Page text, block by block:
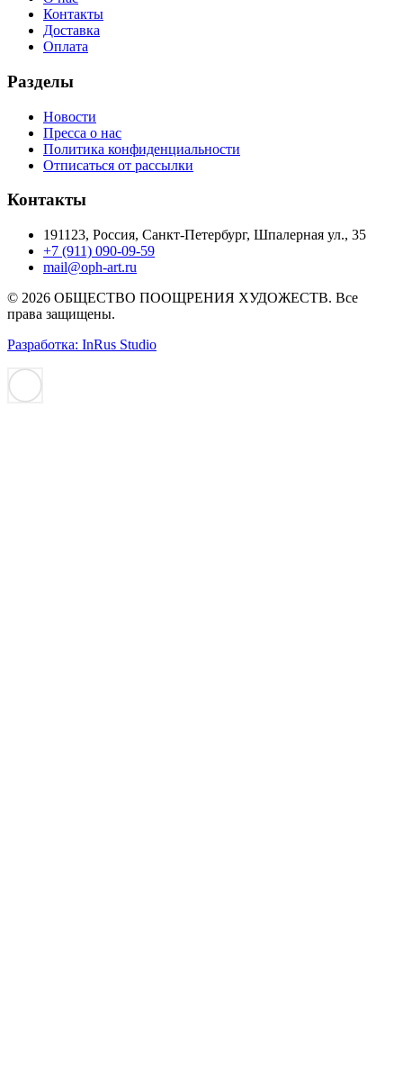
Контакты
Доставка
Оплата
Разделы
Новости
Пресса о нас
Политика конфиденциальности
Отписаться от рассылки
Контакты
191123, Россия, Санкт-Петербург, Шпалерная ул., 35
+7 (911) 090-09-59
mail@oph-art.ru
© 2026 ОБЩЕСТВО ПООЩРЕНИЯ ХУДОЖЕСТВ. Все
права защищены.
Разработка: InRus Studio